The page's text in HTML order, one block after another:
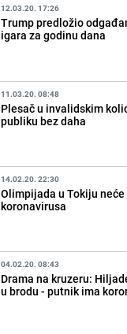
12.03.20. 17:26
Trump predložio
igara za godinu dana
11.03.20. 08:48
Plesač u invalidskim
publiku bez daha
14.02.20. 22:30
Olimpijada u Tokiju
koronavirusa
04.02.20. 08:43
Drama na kruzeru:
u brodu - putnik ima